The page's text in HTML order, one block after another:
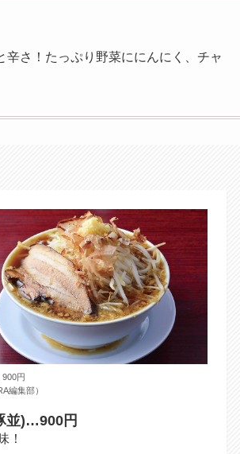
辛さ！たっぷり野菜ににんにく、チャ
円
編集部）
並)…900円
！